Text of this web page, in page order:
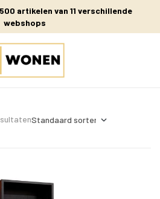
artikelen van 11 verschillende
webshops